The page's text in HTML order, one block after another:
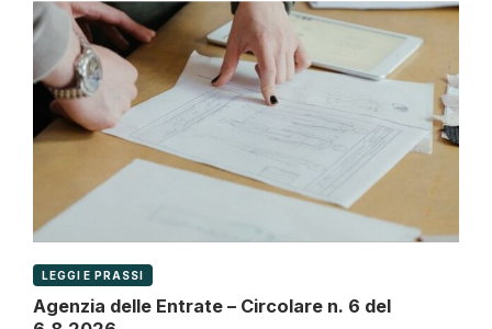
LEGGI E PRASSI
Agenzia delle Entrate – Circolare n. 6 del